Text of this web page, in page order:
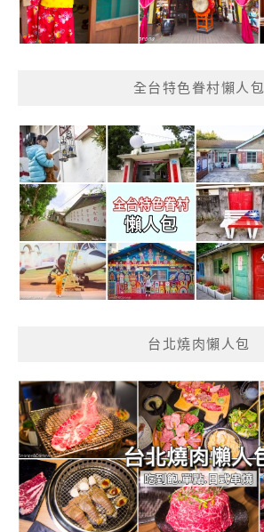
全台特色眷村懶人包
台北燒肉懶人包